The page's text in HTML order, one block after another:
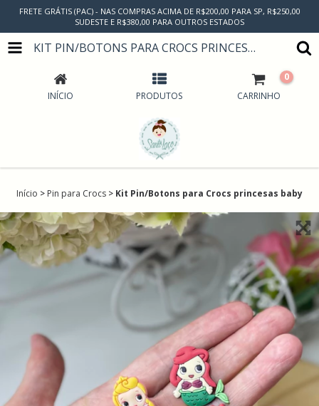
FRETE GRÁTIS (PAC) - NAS COMPRAS ACIMA DE R$200,00 PARA SP, R$250,00
SUDESTE E R$380,00 PARA OUTROS ESTADOS
KIT PIN/BOTONS PARA CROCS PRINCESAS BABY
INÍCIO PRODUTOS CARRINHO
0
Início > Pin para Crocs > Kit Pin/Botons para Crocs princesas baby